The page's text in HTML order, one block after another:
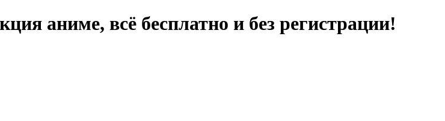
аниме, всё бесплатно и без регистрации!